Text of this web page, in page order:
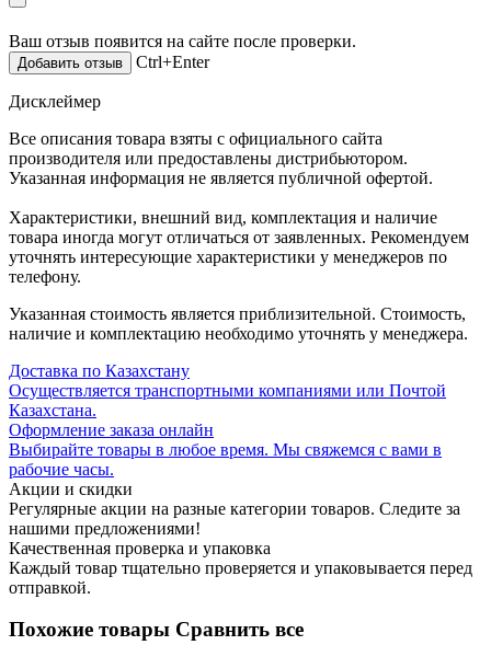
Ваш отзыв появится на сайте после проверки.
Ctrl+Enter
Дисклеймер
Все описания товара взяты с официального сайта
производителя или предоставлены дистрибьютором.
Указанная информация не является публичной офертой.
Характеристики, внешний вид, комплектация и наличие
товара иногда могут отличаться от заявленных. Рекомендуем
уточнять интересующие характеристики у менеджеров по
телефону.
Указанная стоимость является приблизительной. Стоимость,
наличие и комплектацию необходимо уточнять у менеджера.
Доставка по Казахстану
Осуществляется транспортными компаниями или Почтой
Казахстана.
Оформление заказа онлайн
Выбирайте товары в любое время. Мы свяжемся с вами в
рабочие часы.
Акции и скидки
Регулярные акции на разные категории товаров. Следите за
нашими предложениями!
Качественная проверка и упаковка
Каждый товар тщательно проверяется и упаковывается перед
отправкой.
Похожие товары Сравнить все